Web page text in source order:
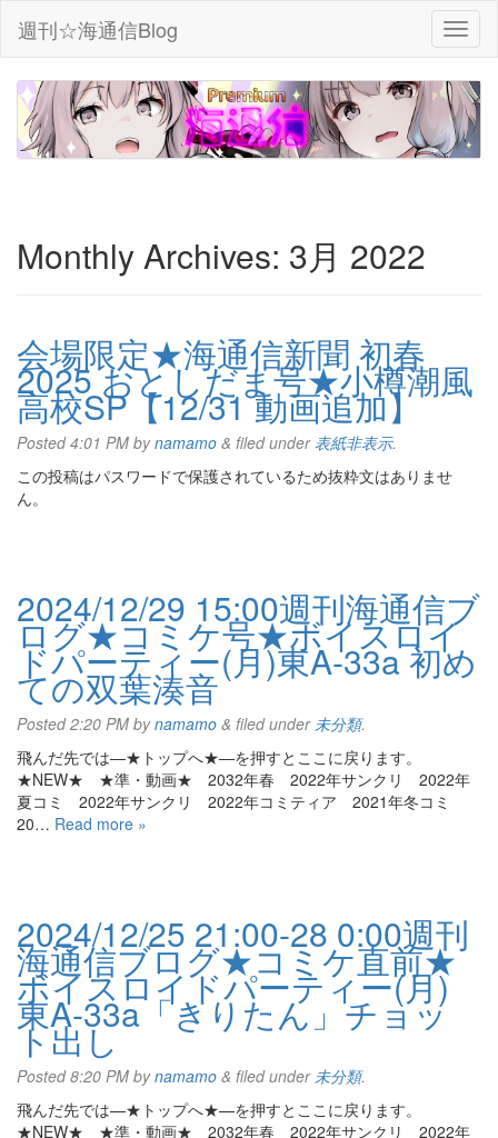
週刊☆海通信Blog
Monthly Archives: 3月 2022
会場限定★海通信新聞 初春
2025 おとしだま号★小樽潮風
高校SP【12/31 動画追加】
Posted4:01 PM bynamamo & filed under 表紙非表示.
この投稿はパスワードで保護されているため抜粋文はありませ
ん。
2024/12/29 15:00週刊海通信ブ
ログ★コミケ号★ボイスロイ
ドパーティー(月)東A-33a 初め
ての双葉湊音
Posted2:20 PM bynamamo & filed under未分類.
飛んだ先では—★トップへ★—を押すとここに戻ります。
★NEW★ ★準・動画★ 2032年春 2022年サンクリ 2022年
夏コミ 2022年サンクリ 2022年コミティア 2021年冬コミ
20… Read more »
2024/12/25 21:00-28 0:00週刊
海通信ブログ★コミケ直前★
ボイスロイドパーティー(月)
東A-33a「きりたん」チョッ
ト出し
Posted8:20 PM bynamamo & filed under未分類.
飛んだ先では—★トップへ★—を押すとここに戻ります。
★NEW★ ★準・動画★ 2032年春 2022年サンクリ 2022年